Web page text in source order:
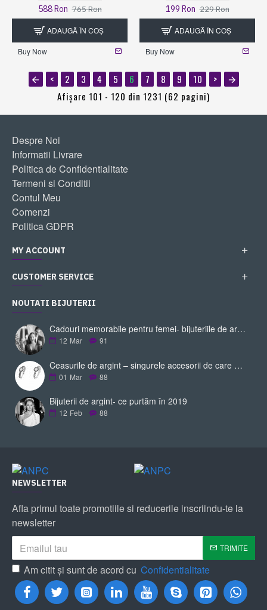
588 Ron 765 Ron
ADAUGĂ ÎN COŞ
Buy Now
199 Ron 229 Ron
ADAUGĂ ÎN COŞ
Buy Now
< 2 3 4 5 6 7 8 9 10
>
Afişare 101 - 120 din 1231 (62 pagini)
Despre Noi
Informatii Livrare
Politica de Confidentialitate
Termeni si Conditii
Contul Meu
Comenzi
Politica GDPR
MY ACCOUNT
CUSTOMER SERVICE
NOUTATI BIJUTERII
Cadouri memorabile pentru femei- bijuteriile de argint
12 Mar 91
Ceasurile de argint – singurele accesorii de care ai nevoie pentru a-ți completa ținuta
01 Mar 88
Bijuterii de argint- ce purtăm în 2019
12 Feb 88
NEWSLETTER
Afla primul toate promotiile si reducerile inscriindu-te la
newsletter
TRIMITE
Am citit şi sunt de acord cu Confidentialitate